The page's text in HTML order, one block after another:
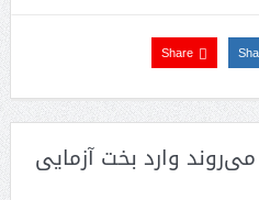
Share
وارد بخت آزمایی